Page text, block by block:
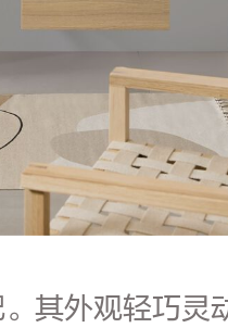
其外观轻巧灵